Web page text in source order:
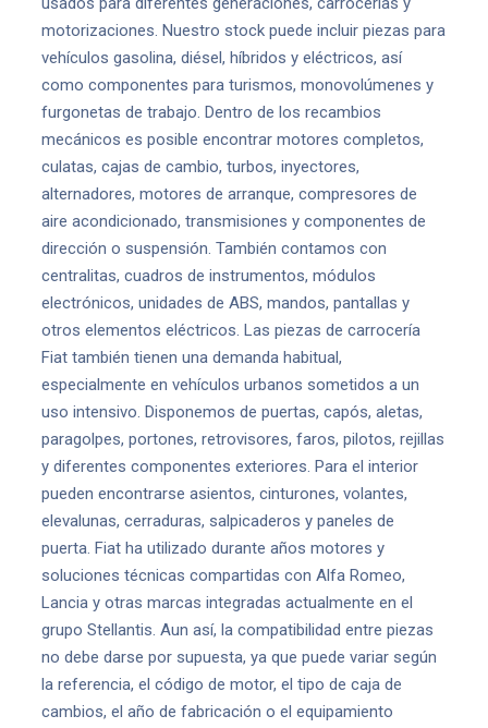
motorizaciones. Nuestro stock puede incluir piezas para
vehículos gasolina, diésel, híbridos y eléctricos, así
como componentes para turismos, monovolúmenes y
furgonetas de trabajo. Dentro de los recambios
mecánicos es posible encontrar motores completos,
culatas, cajas de cambio, turbos, inyectores,
alternadores, motores de arranque, compresores de
aire acondicionado, transmisiones y componentes de
dirección o suspensión. También contamos con
centralitas, cuadros de instrumentos, módulos
electrónicos, unidades de ABS, mandos, pantallas y
otros elementos eléctricos. Las piezas de carrocería
Fiat también tienen una demanda habitual,
especialmente en vehículos urbanos sometidos a un
uso intensivo. Disponemos de puertas, capós, aletas,
paragolpes, portones, retrovisores, faros, pilotos, rejillas
y diferentes componentes exteriores. Para el interior
pueden encontrarse asientos, cinturones, volantes,
elevalunas, cerraduras, salpicaderos y paneles de
puerta. Fiat ha utilizado durante años motores y
soluciones técnicas compartidas con Alfa Romeo,
Lancia y otras marcas integradas actualmente en el
grupo Stellantis. Aun así, la compatibilidad entre piezas
no debe darse por supuesta, ya que puede variar según
la referencia, el código de motor, el tipo de caja de
cambios, el año de fabricación o el equipamiento